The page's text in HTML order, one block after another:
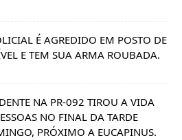
É AGREDIDO EM POSTO DE
E TEM SUA ARMA ROUBADA.
NA PR-092 TIROU A VIDA
NO FINAL DA TARDE
PRÓXIMO A EUCAPINUS.